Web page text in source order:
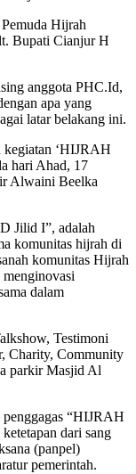
Hijrah
Bupati Cianjur H
anggota PHC.Id,
apa yang
latar belakang ini.
kegiatan ‘HIJRAH
hari Ahad, 17
Alwaini Beelka
Jilid I”, adalah
komunitas hijrah di
komunitas Hijrah
dalam
Testimoni
Charity, Community
parkir Masjid Al
“HIJRAH
dari sang
(panpel)
pemerintah.